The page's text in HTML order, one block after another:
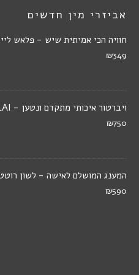
אביזרי מין חדשים
חוויה הכי אמיתית שיש - פלאש
₪349
ויברטור איכותי מתקדם ונטען - BALAI
₪750
המענג המושלם לאישה - לשון
₪590